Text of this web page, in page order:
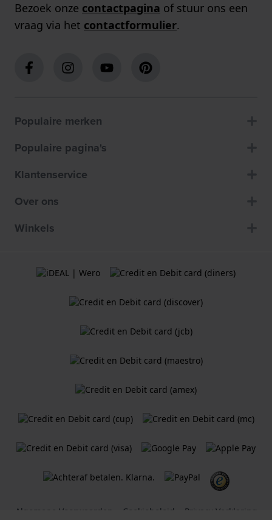
Bezoek onze contactpagina of stuur ons een
vraag via het contactformulier.
Populaire merken
Populaire pagina's
Klantenservice
Over ons
Winkels
Algemene Voorwaarden Cookiebeleid Privacy Verklaring